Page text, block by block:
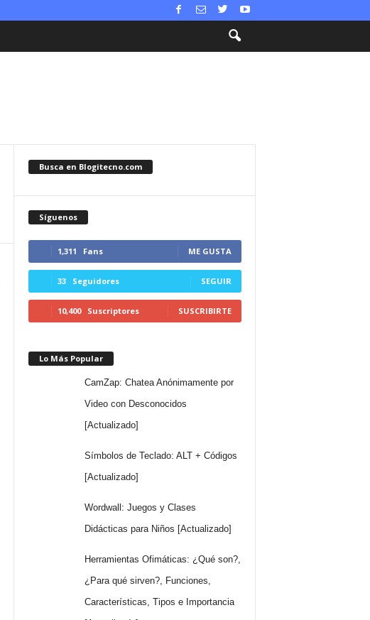
Busca en Blogitecno.com
Síguenos
1,311 Fans ME GUSTA
33 Seguidores SEGUIR
10,400 Suscriptores SUSCRIBIRTE
Lo Más Popular
CamZap: Chatea Anónimamente por
Video con Desconocidos
[Actualizado]
Símbolos de Teclado: ALT + Códigos
[Actualizado]
Wordwall: Juegos y Clases
Didácticas para Niños [Actualizado]
Herramientas Ofimáticas: ¿Qué son?,
¿Para qué sirven?, Funciones,
Características, Tipos e Importancia